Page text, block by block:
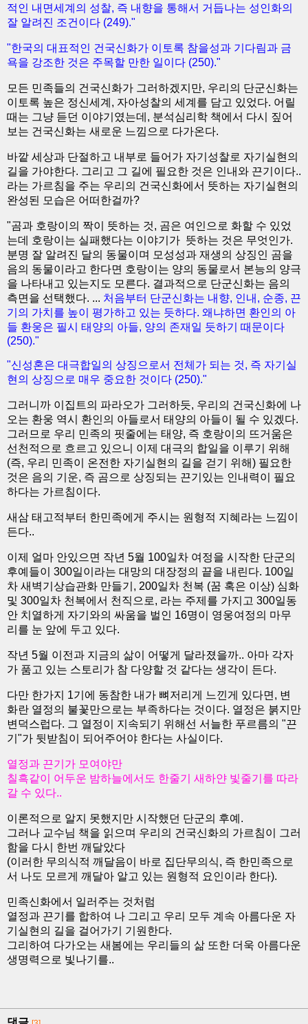
적인 내면세계의 성찰, 즉 내향을 통해서 거듭나는 성인화의
잘 알려진 조건이다 (249)."
"한국의 대표적인 건국신화가 이토록 참을성과 기다림과 금
욕을 강조한 것은 주목할 만한 일이다 (250)."
모든 민족들의 건국신화가 그러하겠지만, 우리의 단군신화는
이토록 높은 정신세계, 자아성찰의 세계를 담고 있었다. 어릴
때는 그냥 듣던 이야기였는데, 분석심리학 책에서 다시 짚어
보는 건국신화는 새로운 느낌으로 다가온다.
바깥 세상과 단절하고 내부로 들어가 자기성찰로 자기실현의
길을 가야한다. 그리고 그 길에 필요한 것은 인내와 끈기이다..
라는 가르침을 주는 우리의 건국신화에서 뜻하는 자기실현의
완성된 모습은 어떠한걸까?
"곰과 호랑이의 짝이 뜻하는 것, 곰은 여인으로 화할 수 있었
는데 호랑이는 실패했다는 이야기가 뜻하는 것은 무엇인가.
분명 잘 알려진 달의 동물이며 모성성과 재생의 상징인 곰을
음의 동물이라고 한다면 호랑이는 양의 동물로서 본능의 양극
을 나타내고 있는지도 모른다. 결과적으로 단군신화는 음의
측면을 선택했다. ... 처음부터 단군신화는 내향, 인내, 순종, 끈
기의 가치를 높이 평가하고 있는 듯하다. 왜냐하면 환인의 아
들 환웅은 필시 태양의 아들, 양의 존재일 듯하기 때문이다
(250)."
"신성혼은 대극합일의 상징으로서 전체가 되는 것, 즉 자기실
현의 상징으로 매우 중요한 것이다 (250)."
그러니까 이집트의 파라오가 그러하듯, 우리의 건국신화에 나
오는 환웅 역시 환인의 아들로서 태양의 아들이 될 수 있겠다.
그러므로 우리 민족의 핏줄에는 태양, 즉 호랑이의 뜨거움은
선천적으로 흐르고 있으니 이제 대극의 합일을 이루기 위해
(즉, 우리 민족이 온전한 자기실현의 길을 걷기 위해) 필요한
것은 음의 기운, 즉 곰으로 상징되는 끈기있는 인내력이 필요
하다는 가르침이다.
새삼 태고적부터 한민족에게 주시는 원형적 지혜라는 느낌이
든다..
이제 얼마 안있으면 작년 5월 100일차 여정을 시작한 단군의
후예들이 300일이라는 대망의 대장정의 끝을 내린다. 100일
차 새벽기상습관화 만들기, 200일차 천복 (꿈 혹은 이상) 심화
및 300일차 천복에서 천직으로, 라는 주제를 가지고 300일동
안 치열하게 자기와의 싸움을 벌인 16명이 영웅여정의 마무
리를 눈 앞에 두고 있다.
작년 5월 이전과 지금의 삶이 어떻게 달라졌을까.. 아마 각자
가 품고 있는 스토리가 참 다양할 것 같다는 생각이 든다.
다만 한가지 1기에 동참한 내가 뼈저리게 느낀게 있다면, 변
화란 열정의 불꽃만으로는 부족하다는 것이다. 열정은 붉지만
변덕스럽다. 그 열정이 지속되기 위해선 서늘한 푸르름의 "끈
기"가 뒷받침이 되어주어야 한다는 사실이다.
열정과 끈기가 모여야만
칠흑같이 어두운 밤하늘에서도 한줄기 새하얀 빛줄기를 따라
갈 수 있다..
이론적으로 알지 못했지만 시작했던 단군의 후예.
그러나 교수님 책을 읽으며 우리의 건국신화의 가르침이 그러
함을 다시 한번 깨달았다
(이러한 무의식적 깨달음이 바로 집단무의식, 즉 한민족으로
서 나도 모르게 깨달아 알고 있는 원형적 요인이라 한다).
민족신화에서 일러주는 것처럼
열정과 끈기를 합하여 나 그리고 우리 모두 계속 아름다운 자
기실현의 길을 걸어가기 기원한다.
그리하여 다가오는 새봄에는 우리들의 삶 또한 더욱 아름다운
생명력으로 빛나기를..